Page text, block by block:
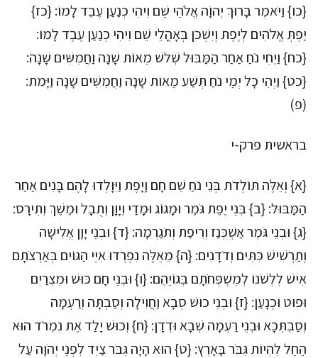
{כו} וַיֹּאמֶר בָּרוּךְ יְהוָֹה אֱלֹהֵי שֵׁם וִיהִי כְנַעַן עֶבֶד לָמוֹ: {כז}
יַפְתְּ אֱלֹהִים לְיֶפֶת וְיִשְׁכֹּן בְּאָהֳלֵי שֵׁם וִיהִי כְנַעַן עֶבֶד לָמוֹ:
{כח} וַיְחִי נֹחַ אַחַר הַמַּבּוּל שְׁלשׁ מֵאוֹת שָׁנָה וַחֲמִשִּׁים שָׁנָה:
{כט} וַיְהִי כָּל יְמֵי נֹחַ תְּשַׁע מֵאוֹת שָׁנָה וַחֲמִשִּׁים שָׁנָה וַיָּמֹת:
(פ)
בראשית פרק-י
{א} וְאֵלֶּה תּוֹלְדֹת בְּנֵי נֹחַ שֵׁם חָם וָיָפֶת וַיִּוָּלְדוּ לָהֶם בָּנִים אַחַר
הַמַּבּוּל: {ב} בְּנֵי יֶפֶת גֹּמֶר וּמָגוֹג וּמָדַי וְיָוָן וְתֻבָל וּמֶשֶׁךְ וְתִירָס:
{ג} וּבְנֵי גֹּמֶר אַשְׁכְּנַז וְרִיפַת וְתֹגַרְמָה: {ד} וּבְנֵי יָוָן אֱלִישָׁה
וְתַרְשִׁישׁ כִּתִּים וְדֹדָנִים: {ה} מֵאֵלֶּה נִפְרְדוּ אִיֵּי הַגּוֹיִם בְּאַרְצֹתָם
אִישׁ לִלְשֹׁנוֹ לְמִשְׁפְּחֹתָם בְּגוֹיֵהֶם: {ו} וּבְנֵי חָם כּוּשׁ וּמִצְרַיִם
וּפוּט וּכְנָעַן: {ז} וּבְנֵי כוּשׁ סְבָא וַחֲוִילָה וְסַבְתָּה וְרַעְמָה
וְסַבְתְּכָא וּבְנֵי רַעְמָה שְׁבָא וּדְדָן: {ח} וְכוּשׁ יָלַד אֶת נִמְרֹד הוּא
הֵחֵל לִהְיוֹת גִּבֹּר בָּאָרֶץ: {ט} הוּא הָיָה גִּבֹּר צַיִד לִפְנֵי יְהֹוָה עַל